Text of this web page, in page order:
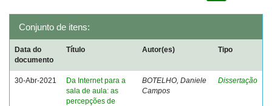
Conjunto de itens:
Data do
documento
Título Autor(es) Tipo
30-Abr-2021
Da Internet para a
sala de aula: as
percepções de
BOTELHO, Daniele
Campos
Dissertação